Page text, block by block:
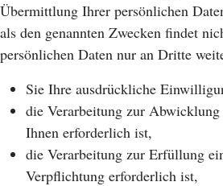
Übermittlung Ihrer persönlichen
als den genannten Zwecken findet
persönlichen Daten nur an Dritte
Sie Ihre ausdrückliche
die Verarbeitung zur
Ihnen erforderlich ist,
die Verarbeitung zur Erfüllung
Verpflichtung erforderlich ist,